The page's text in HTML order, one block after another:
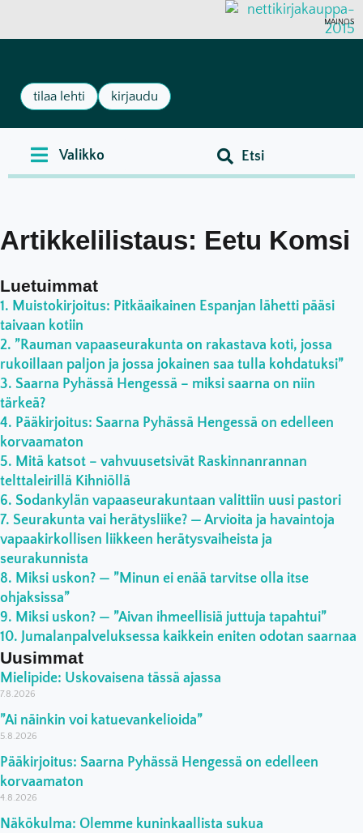
MAINOS
tilaa lehti kirjaudu
Artikkelilistaus: Eetu Komsi
Luetuimmat
Muistokirjoitus: Pitkäaikainen Espanjan lähetti pääsi
taivaan kotiin
”Rauman vapaaseurakunta on rakastava koti, jossa
rukoillaan paljon ja jossa jokainen saa tulla kohdatuksi”
Saarna Pyhässä Hengessä – miksi saarna on niin
tärkeä?
Pääkirjoitus: Saarna Pyhässä Hengessä on edelleen
korvaamaton
Mitä katsot – vahvuusetsivät Raskinnanrannan
telttaleirillä Kihniöllä
Sodankylän vapaaseurakuntaan valittiin uusi pastori
Seurakunta vai herätysliike? — Arvioita ja havaintoja
vapaakirkollisen liikkeen herätysvaiheista ja
seurakunnista
Miksi uskon? — ”Minun ei enää tarvitse olla itse
ohjaksissa”
Miksi uskon? — ”Aivan ihmeellisiä juttuja tapahtui”
Jumalanpalveluksessa kaikkein eniten odotan saarnaa
Uusimmat
Mielipide: Uskovaisena tässä ajassa
7.8.2026
”Ai näinkin voi katuevankelioida”
5.8.2026
Pääkirjoitus: Saarna Pyhässä Hengessä on edelleen
korvaamaton
4.8.2026
Näkökulma: Olemme kuninkaallista sukua